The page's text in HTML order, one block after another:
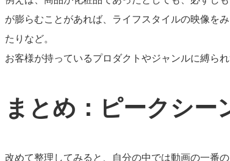
が膨らむことがあれば、ライフスタイルの映像を
たりなど。
お客様が持っているプロダクトやジャンルに縛ら
まとめ：ピークシー
改めて整理してみると、自分の中では動画の一番